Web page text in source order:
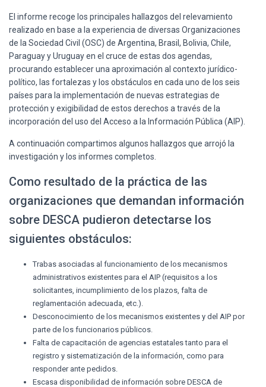
El informe recoge los principales hallazgos del relevamiento
realizado en base a la experiencia de diversas Organizaciones
de la Sociedad Civil (OSC) de Argentina, Brasil, Bolivia, Chile,
Paraguay y Uruguay en el cruce de estas dos agendas,
procurando establecer una aproximación al contexto jurídico-
político, las fortalezas y los obstáculos en cada uno de los seis
países para la implementación de nuevas estrategias de
protección y exigibilidad de estos derechos a través de la
incorporación del uso del Acceso a la Información Pública (AIP).
A continuación compartimos algunos hallazgos que arrojó la
investigación y los informes completos.
Como resultado de la práctica de las
organizaciones que demandan información
sobre DESCA pudieron detectarse los
siguientes obstáculos:
Trabas asociadas al funcionamiento de los mecanismos
administrativos existentes para el AIP (requisitos a los
solicitantes, incumplimiento de los plazos, falta de
reglamentación adecuada, etc.).
Desconocimiento de los mecanismos existentes y del AIP por
parte de los funcionarios públicos.
Falta de capacitación de agencias estatales tanto para el
registro y sistematización de la información, como para
responder ante pedidos.
Escasa disponibilidad de información sobre DESCA de